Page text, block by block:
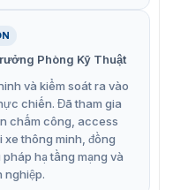
năng hoạt động
40°C, đảm bảo độ
độ phân giải 3840 ×
A53 (4 lõi)
nhìn rộng 103° giúp
họp trực tuyến.
Phòng Kỹ Thuật
và kiểm soát ra vào
chiến. Đã tham gia
chấm công, access
thông minh, đồng
hạ tầng mạng và
nghiệp.